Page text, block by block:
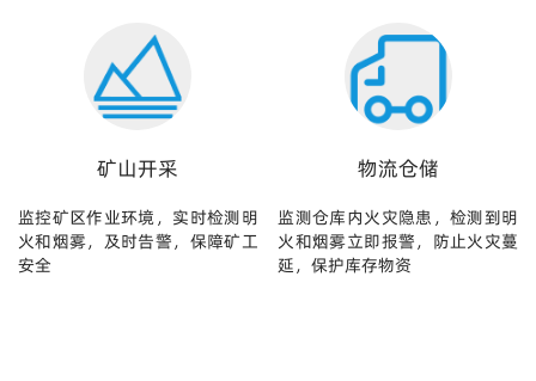
矿山开采
监控矿区作业环境，实时检测明
火和烟雾，及时告警，保障矿工
安全
物流仓储
监测仓库内火灾隐患，检测到明
火和烟雾立即报警，防止火灾蔓
延，保护库存物资